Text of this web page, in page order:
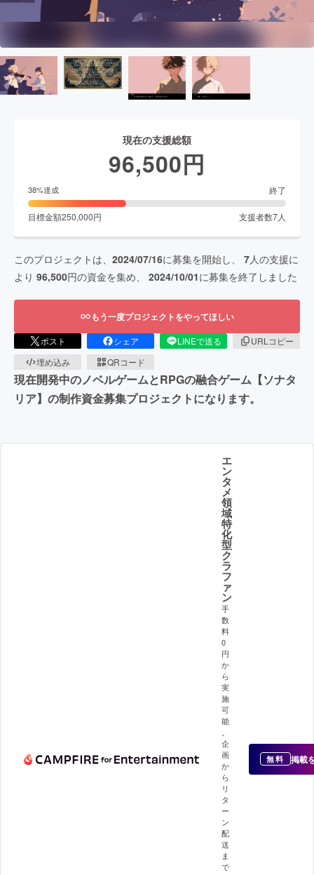
現在の支援総額
96,500円
38%達成 終了
目標金額250,000円 支援者数7人
このプロジェクトは、 2024/07/16に募集を開始し、 7人の支援に
より 96,500円の資金を集め、 2024/10/01に募集を終了しました
もう一度プロジェクトをやってほしい
ポスト シェア LINEで送る
URLコピー
埋め込み
QRコード
現在開発中のノベルゲームとRPGの融合ゲーム【ソナタ
リア】の制作資金募集プロジェクトになります。
エ
ン
タ
メ
領
域
特
化
型
ク
ラ
フ
ァ
ン
手
数
料
0
円
か
ら
実
施
可
能
企
画
か
ら
リ
タ
ー
ン
配
送
ま
で
無料 掲載